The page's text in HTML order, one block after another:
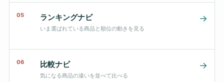
05 ランキングナビ
いま選ばれている商品と順位の動きを見る
→
06 比較ナビ
気になる商品の違いを並べて比べる
→